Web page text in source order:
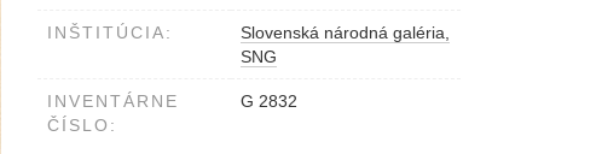
INŠTITÚCIA:
Slovenská národná galéria,
SNG
INVENTÁRNE
ČÍSLO:
G 2832